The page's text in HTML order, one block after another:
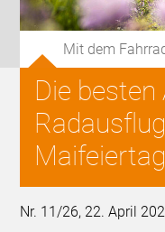
Mit dem
Die besten
Nr. 11/26, 22. April